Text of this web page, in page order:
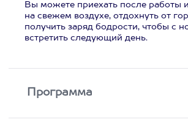
Вы можете приехать после работы
на свежем воздухе, отдохнуть от
получить заряд бодрости, чтобы с
встретить следующий день.
Программа